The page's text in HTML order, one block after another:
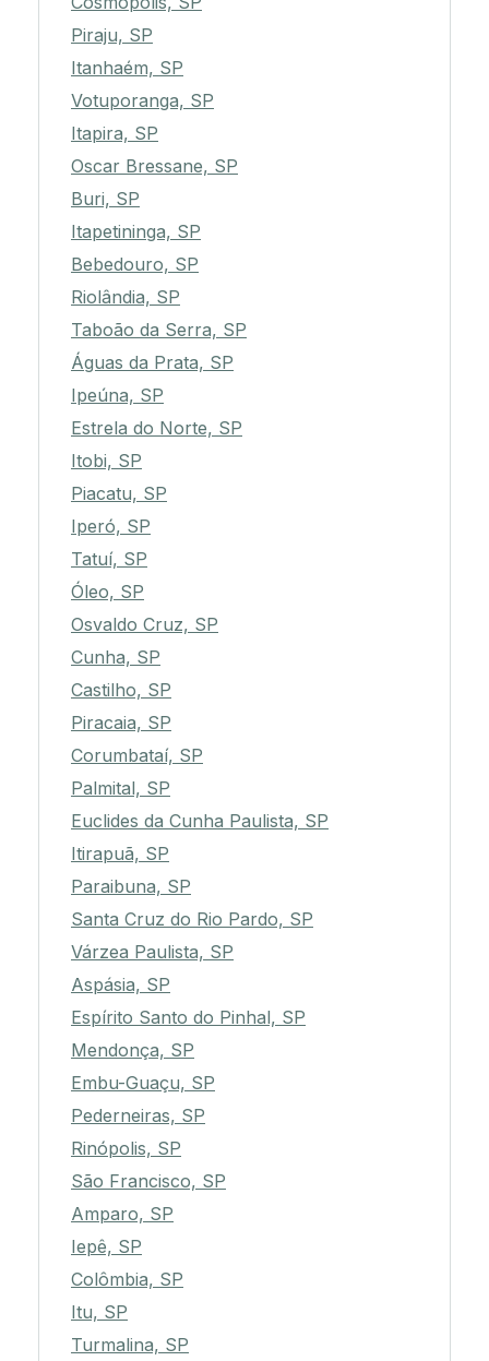
Piraju, SP
Itanhaém, SP
Votuporanga, SP
Itapira, SP
Oscar Bressane, SP
Buri, SP
Itapetininga, SP
Bebedouro, SP
Riolândia, SP
Taboão da Serra, SP
Águas da Prata, SP
Ipeúna, SP
Estrela do Norte, SP
Itobi, SP
Piacatu, SP
Iperó, SP
Tatuí, SP
Óleo, SP
Osvaldo Cruz, SP
Cunha, SP
Castilho, SP
Piracaia, SP
Corumbataí, SP
Palmital, SP
Euclides da Cunha Paulista, SP
Itirapuã, SP
Paraibuna, SP
Santa Cruz do Rio Pardo, SP
Várzea Paulista, SP
Aspásia, SP
Espírito Santo do Pinhal, SP
Mendonça, SP
Embu-Guaçu, SP
Pederneiras, SP
Rinópolis, SP
São Francisco, SP
Amparo, SP
Iepê, SP
Colômbia, SP
Itu, SP
Turmalina, SP